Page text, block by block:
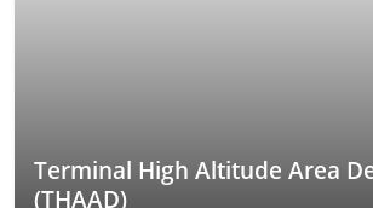
Terminal High Altitude Area
(THAAD)